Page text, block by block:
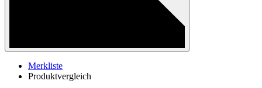
Merkliste
Produktvergleich